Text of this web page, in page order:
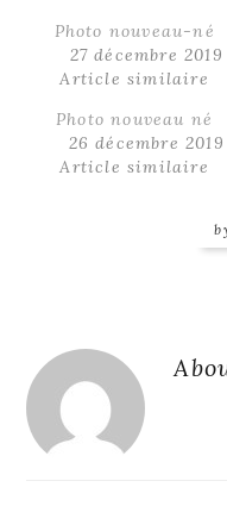
Photo nouveau-né
27 décembre 2019
Article similaire
Photo nouveau né
26 décembre 2019
Article similaire
Reader
Interactions